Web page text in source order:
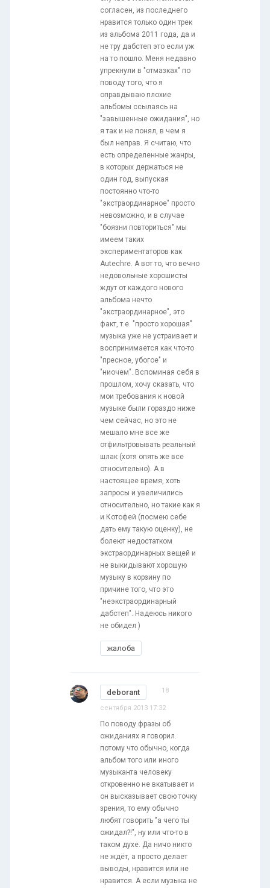
согласен, из последнего
нравится только один трек
из альбома 2011 года, да и
не тру дабстеп это если уж
на то пошло. Меня недавно
упрекнули в "отмазках" по
поводу того, что я
оправдываю плохие
альбомы ссылаясь на
"завышенные ожидания", но
я так и не понял, в чем я
был неправ. Я считаю, что
есть определенные жанры,
в которых держаться не
один год, выпуская
постоянно что-то
"экстраординарное" просто
невозможно, и в случае
"боязни повториться" мы
имеем таких
экспериментаторов как
Autechre. А вот то, что вечно
недовольные хорошисты
ждут от каждого нового
альбома нечто
"экстраординарное", это
факт, т.е. "просто хорошая"
музыка уже не устраивает и
воспринимается как что-то
"пресное, убогое" и
"ниочем". Вспоминая себя в
прошлом, хочу сказать, что
мои требования к новой
музыке были гораздо ниже
чем сейчас, но это не
мешало мне все же
отфильтровывать реальный
шлак (хотя опять же все
относительно). А в
настоящее время, хоть
запросы и увеличились
относительно, но такие как я
и Котофей (посмею себе
дать ему такую оценку), не
болеют недостатком
экстраординарных вещей и
не выкидывают хорошую
музыку в корзину по
причине того, что это
"неэкстраординарный
дабстеп". Надеюсь никого
не обидел )
жалоба
deborant 18
сентября 2013 17:32
По поводу фразы об
ожиданиях я говорил.
потому что обычно, когда
альбом того или иного
музыканта человеку
откровенно не вкатывает и
он высказывает свою точку
зрения, то ему обычно
любят говорить "а чего ты
ожидал?!", ну или что-то в
таком духе. Да ничо никто
не ждёт, а просто делает
выводы, нравится или не
нравится. А если музыка не